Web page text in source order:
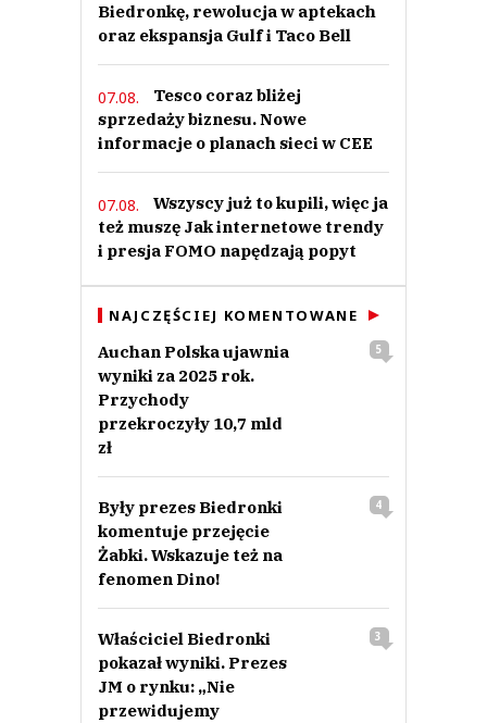
Biedronkę, rewolucja w aptekach
oraz ekspansja Gulf i Taco Bell
07.08.
Tesco coraz bliżej
sprzedaży biznesu. Nowe
informacje o planach sieci w CEE
07.08.
Wszyscy już to kupili, więc ja
też muszę Jak internetowe trendy
i presja FOMO napędzają popyt
NAJCZĘŚCIEJ KOMENTOWANE
Auchan Polska ujawnia
wyniki za 2025 rok.
Przychody
przekroczyły 10,7 mld
zł
5
Były prezes Biedronki
komentuje przejęcie
Żabki. Wskazuje też na
fenomen Dino!
4
Właściciel Biedronki
pokazał wyniki. Prezes
JM o rynku: „Nie
przewidujemy
3